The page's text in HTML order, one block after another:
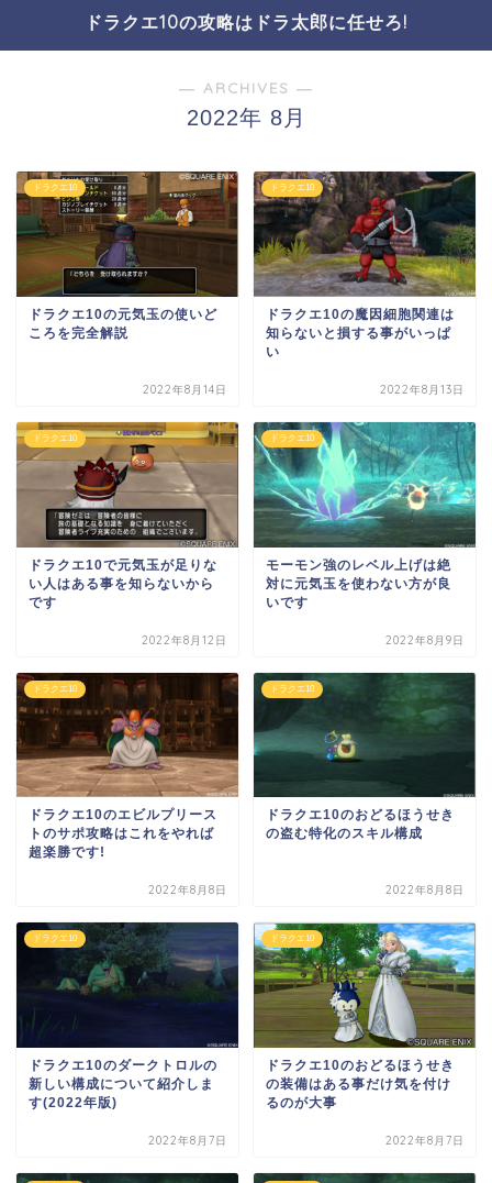
ドラクエ10の攻略はドラ太郎に任せろ!
― ARCHIVES ―
2022年 8月
ドラクエ10
ドラクエ10の元気玉の使いど
ころを完全解説
2022年8月14日
ドラクエ10
ドラクエ10の魔因細胞関連は
知らないと損する事がいっぱ
い
2022年8月13日
ドラクエ10
ドラクエ10で元気玉が足りな
い人はある事を知らないから
です
2022年8月12日
ドラクエ10
モーモン強のレベル上げは絶
対に元気玉を使わない方が良
いです
2022年8月9日
ドラクエ10
ドラクエ10のエビルプリース
トのサポ攻略はこれをやれば
超楽勝です!
2022年8月8日
ドラクエ10
ドラクエ10のおどるほうせき
の盗む特化のスキル構成
2022年8月8日
ドラクエ10
ドラクエ10のダークトロルの
新しい構成について紹介しま
す(2022年版)
2022年8月7日
ドラクエ10
ドラクエ10のおどるほうせき
の装備はある事だけ気を付け
るのが大事
2022年8月7日